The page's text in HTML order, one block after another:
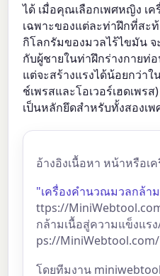
ได้ เมื่อคุณเลือกเพศหญิง เ
เฉพาะของแต่ละท่าฝึกที่สะ
กิโลกรัมของมวลไร้ไขมัน จ
กับผู้ชายในท่าฝึกร่างกายท่
แต่จะสร้างแรงได้น้อยกว่า
ช์เพรสและโอเวอร์เฮดเพร
เป็นหลักยึดสำหรับทั้งสองเพ
อ้างอิงเนื้อหา หน้าหรือเ
"เครื่องคำนวณมวลกล้า
ttps://
กล้ามเนื้อสู่ความแข็งแร
ps://MiniWebtool.com/
โดยทีมงาน